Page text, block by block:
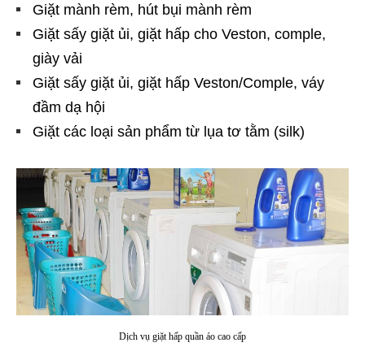
Giặt mành rèm, hút bụi mành rèm
Giặt sấy giặt ủi, giặt hấp cho Veston, comple,
giày vải
Giặt sấy giặt ủi, giặt hấp Veston/Comple, váy
đầm dạ hội
Giặt các loại sản phẩm từ lụa tơ tằm (silk)
Dịch vụ giặt hấp quần áo cao cấp